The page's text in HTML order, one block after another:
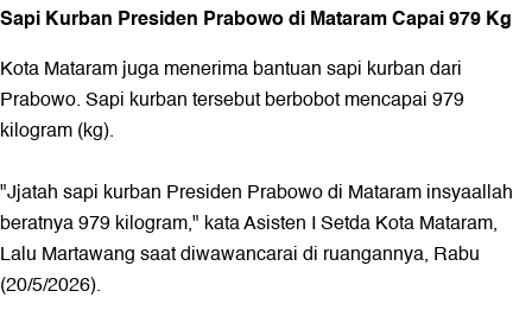
Sapi Kurban Presiden Prabowo di Mataram Capai 979 Kg
Kota Mataram juga menerima bantuan sapi kurban dari
Prabowo. Sapi kurban tersebut berbobot mencapai 979
kilogram (kg).
"Jjatah sapi kurban Presiden Prabowo di Mataram insyaallah
beratnya 979 kilogram," kata Asisten I Setda Kota Mataram,
Lalu Martawang saat diwawancarai di ruangannya, Rabu
(20/5/2026).